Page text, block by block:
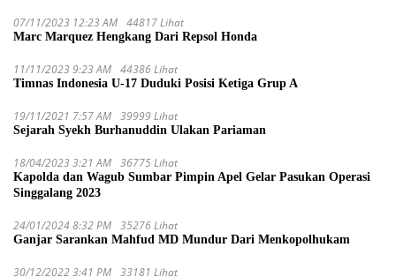
07/11/2023 12:23 AM 44817 Lihat
Marc Marquez Hengkang Dari Repsol Honda
11/11/2023 9:23 AM 44386 Lihat
Timnas Indonesia U-17 Duduki Posisi Ketiga Grup A
19/11/2021 7:57 AM 39999 Lihat
Sejarah Syekh Burhanuddin Ulakan Pariaman
18/04/2023 3:21 AM 36775 Lihat
Kapolda dan Wagub Sumbar Pimpin Apel Gelar Pasukan Operasi
Singgalang 2023
24/01/2024 8:32 PM 35276 Lihat
Ganjar Sarankan Mahfud MD Mundur Dari Menkopolhukam
30/12/2022 3:41 PM 33181 Lihat